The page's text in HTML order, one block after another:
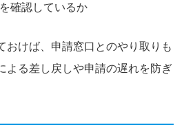
確認しているか
おけば、申請窓口とのやり取りも
よる差し戻しや申請の遅れを防ぎ